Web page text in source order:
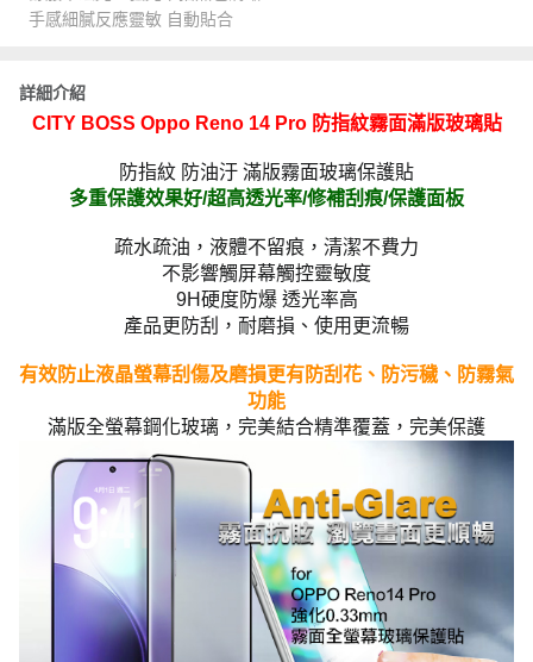
手感細膩反應靈敏 自動貼合
詳細介紹
CITY BOSS Oppo Reno 14 Pro 防指紋霧面滿版玻璃貼
防指紋 防油汙 滿版霧面玻璃保護貼
多重保護效果好/超高透光率/修補刮痕/保護面板
疏水疏油，液體不留痕，清潔不費力
不影響觸屏幕觸控靈敏度
9H硬度防爆 透光率高
產品更防刮，耐磨損、使用更流暢
有效防止液晶螢幕刮傷及磨損更有防刮花、防污穢、防霧氣
功能
滿版全螢幕鋼化玻璃，完美結合精準覆蓋，完美保護